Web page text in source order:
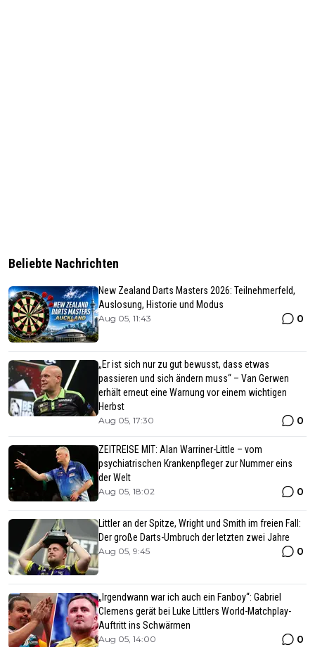
Beliebte Nachrichten
New Zealand Darts Masters 2026: Teilnehmerfeld,
Auslosung, Historie und Modus
Aug 05, 11:43 0
„Er ist sich nur zu gut bewusst, dass etwas
passieren und sich ändern muss“ – Van Gerwen
erhält erneut eine Warnung vor einem wichtigen
Herbst
Aug 05, 17:30 0
ZEITREISE MIT: Alan Warriner-Little – vom
psychiatrischen Krankenpfleger zur Nummer eins
der Welt
Aug 05, 18:02 0
Littler an der Spitze, Wright und Smith im freien Fall:
Der große Darts-Umbruch der letzten zwei Jahre
Aug 05, 9:45 0
„Irgendwann war ich auch ein Fanboy“: Gabriel
Clemens gerät bei Luke Littlers World-Matchplay-
Auftritt ins Schwärmen
Aug 05, 14:00 0